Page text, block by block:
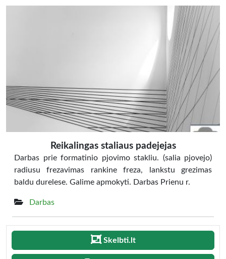
Reikalingas staliaus padejejas
Darbas prie formatinio pjovimo stakliu. (salia pjovejo)
radiusu frezavimas rankine freza, lankstu grezimas
baldu durelese. Galime apmokyti. Darbas Prienu r.
Darbas
Skelbti.lt